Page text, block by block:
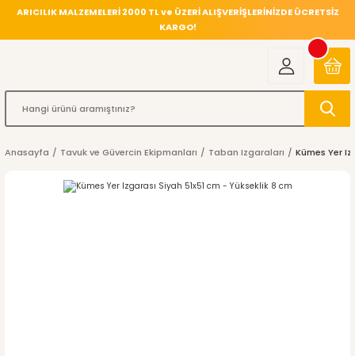
ARICILIK MALZEMELERİ 2000 TL ve ÜZERİ ALIŞVERİŞLERİNİZDE ÜCRETSİZ
KARGO!
Anasayfa Tavuk ve Güvercin Ekipmanları Taban Izgaraları Kümes Yer